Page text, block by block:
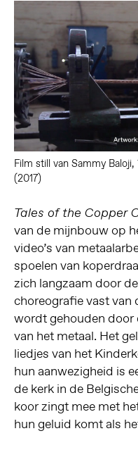
Film still van Sammy Baloji,
(2017)
Tales of the Copper
van de mijnbouw op
video’s van
spoelen van
zich langzaam door
choreografie vast van
wordt gehouden door
van het metaal. Het
liedjes van het
hun aanwezigheid is
de kerk in de
koor zingt mee met
hun geluid komt als